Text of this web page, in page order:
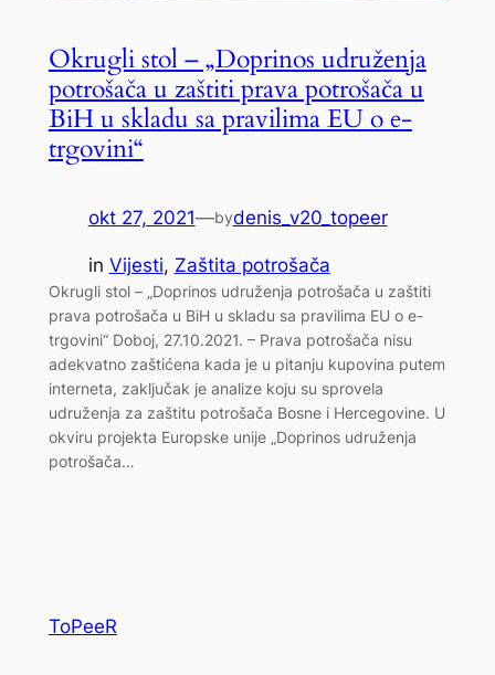
Okrugli stol – „Doprinos udruženja
potrošača u zaštiti prava potrošača u
BiH u skladu sa pravilima EU o e-
trgovini“
okt 27, 2021—bydenis_v20_topeer
in Vijesti, Zaštita potrošača
Okrugli stol – „Doprinos udruženja potrošača u zaštiti
prava potrošača u BiH u skladu sa pravilima EU o e-
trgovini“ Doboj, 27.10.2021. – Prava potrošača nisu
adekvatno zaštićena kada je u pitanju kupovina putem
interneta, zaključak je analize koju su sprovela
udruženja za zaštitu potrošača Bosne i Hercegovine. U
okviru projekta Europske unije „Doprinos udruženja
potrošača…
ToPeeR